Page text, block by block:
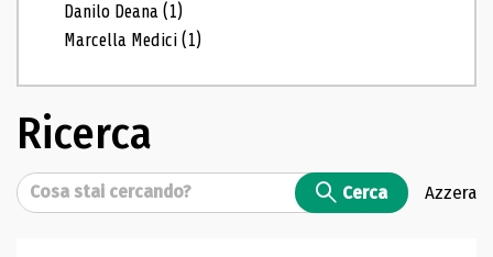
Danilo Deana(1)
Marcella Medici(1)
Ricerca
Cerca Cerca Azzera